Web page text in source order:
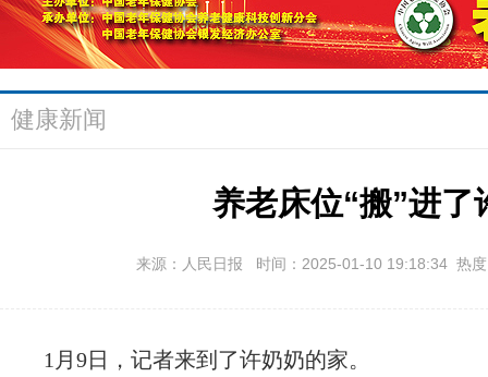
健康新闻
养老床位“搬”进了
来源：人民日报 时间：2025-01-10 19:18:34 热
1月9日，记者来到了许奶奶的家。